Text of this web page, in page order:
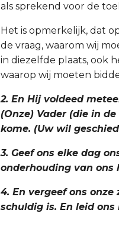
als sprekend voor de
Het is opmerkelijk, dat
de vraag, waarom wij
in diezelfde plaats, ook
waarop wij moeten
2. En Hij voldeed
(Onze) Vader (die in
kome. (Uw wil
3. Geef ons elke dag
onderhouding van ons
4. En vergeef ons
schuldig is. En leid